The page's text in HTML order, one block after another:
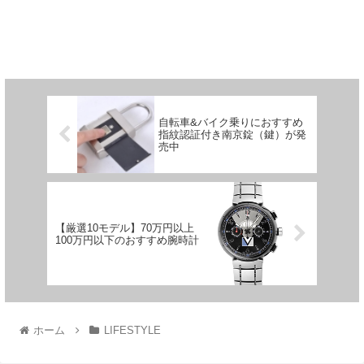
自転車&バイク乗りにおすすめ
指紋認証付き南京錠（鍵）が発
売中
【厳選10モデル】70万円以上
100万円以下のおすすめ腕時計
ホーム LIFESTYLE